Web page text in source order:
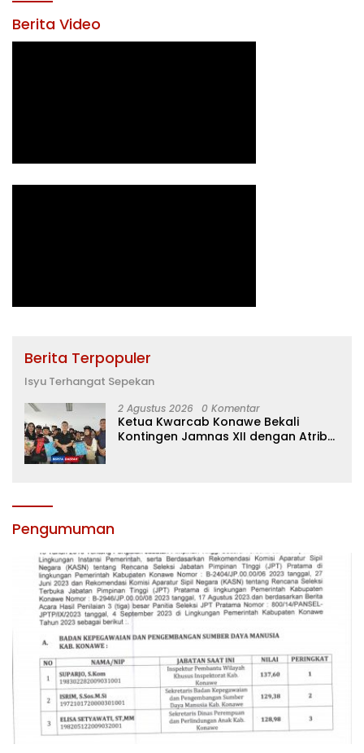
Berita Video
Berita Terpopuler
Isyu Terhangat Sepekan
2 Agustus 2026 0 Komentar
Ketua Kwarcab Konawe Bekali
Kontingen Jamnas XII dengan Atribut
Pengumuman